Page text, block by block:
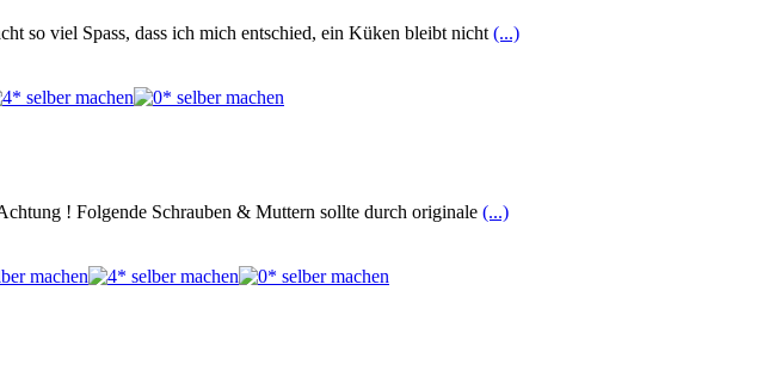
so viel Spass, dass ich mich entschied, ein Küken bleibt nicht (...)
! Folgende Schrauben & Muttern sollte durch originale (...)